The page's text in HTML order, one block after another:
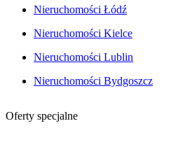
Nieruchomości Łódź
Nieruchomości Kielce
Nieruchomości Lublin
Nieruchomości Bydgoszcz
Oferty specjalne